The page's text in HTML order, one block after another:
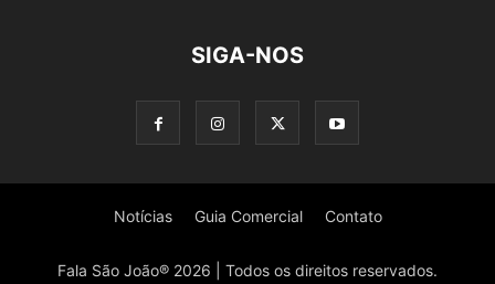
SIGA-NOS
Notícias Guia Comercial Contato
Fala São João® 2026 | Todos os direitos reservados.